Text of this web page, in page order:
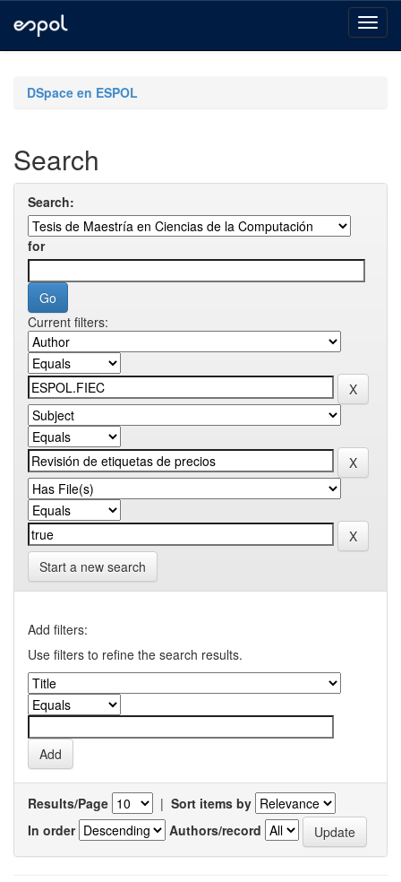
navigationDSpace en ESPOL
Search
Search:
for
Current filters:
Start a new search
Add filters:
Use filters to refine the search results.
Results/Page | Sort items by
In order
Authors/record